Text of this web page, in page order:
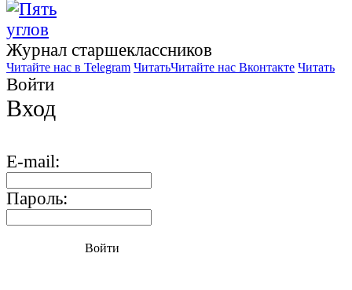
Журнал старшекласcников
Читайте нас в Telegram ЧитатьЧитайте нас Вконтакте Читать
Войти
Вход
E-mail:
Пароль:
Войти